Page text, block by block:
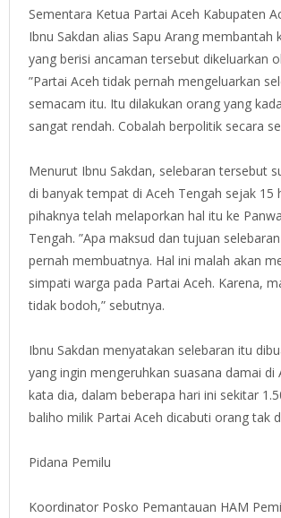
Sementara Ketua Partai Aceh Kabupaten
Ibnu Sakdan alias Sapu Arang membantah
yang berisi ancaman tersebut dikeluarkan
”Partai Aceh tidak pernah mengeluarkan
semacam itu. Itu dilakukan orang yang
sangat rendah. Cobalah berpolitik secara
Menurut Ibnu Sakdan, selebaran tersebut
di banyak tempat di Aceh Tengah sejak 15
pihaknya telah melaporkan hal itu ke
Tengah. ”Apa maksud dan tujuan
pernah membuatnya. Hal ini malah akan
simpati warga pada Partai Aceh. Karena,
tidak bodoh,” sebutnya.
Ibnu Sakdan menyatakan selebaran itu
yang ingin mengeruhkan suasana damai di
kata dia, dalam beberapa hari ini sekitar
baliho milik Partai Aceh dicabuti orang tak
Pidana Pemilu
Koordinator Posko Pemantauan HAM